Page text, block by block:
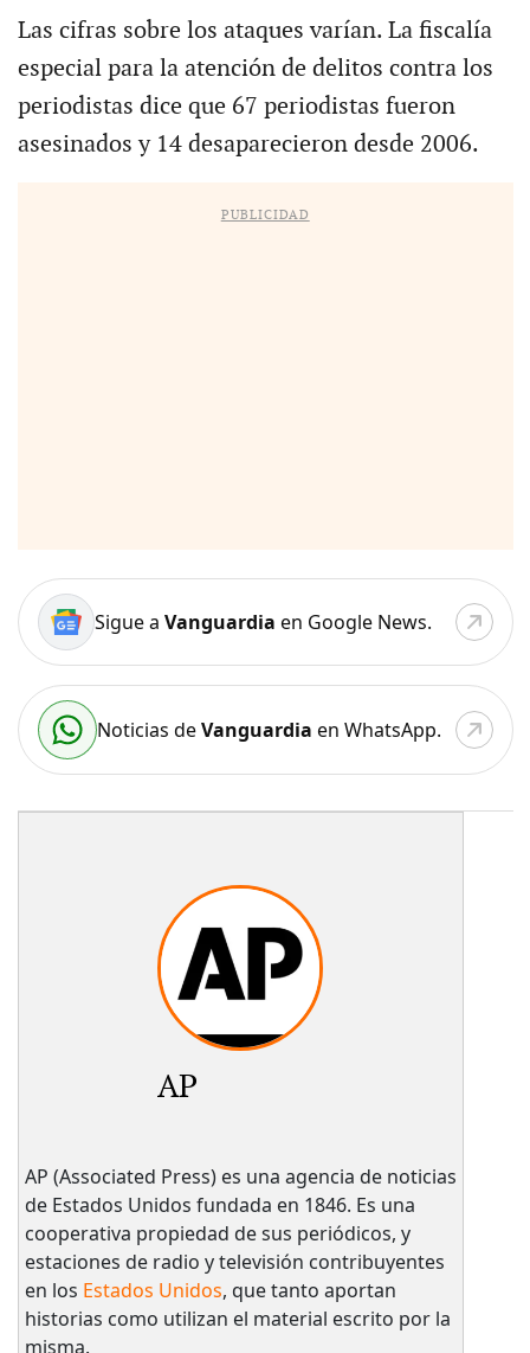
Las cifras sobre los ataques varían. La fiscalía
especial para la atención de delitos contra los
periodistas dice que 67 periodistas fueron
asesinados y 14 desaparecieron desde 2006.
PUBLICIDAD
Sigue a Vanguardia en Google News.
Noticias deVanguardia en WhatsApp.
AP
AP (Associated Press) es una agencia de noticias
de Estados Unidos fundada en 1846. Es una
cooperativa propiedad de sus periódicos, y
estaciones de radio y televisión contribuyentes
en los Estados Unidos, que tanto aportan
historias como utilizan el material escrito por la
misma.